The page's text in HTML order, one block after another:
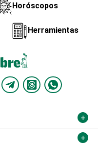
Horóscopos
Herramientas